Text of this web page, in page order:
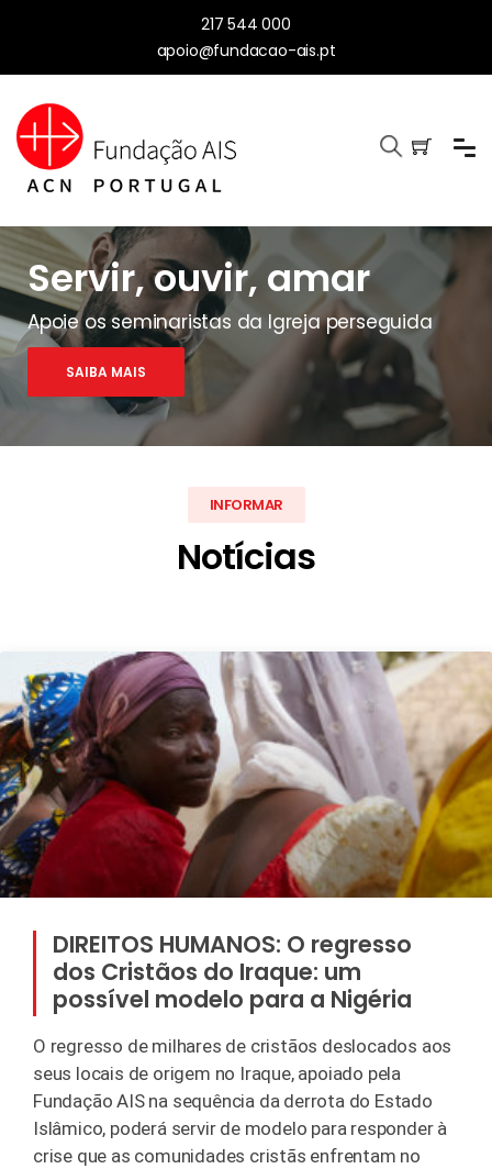
217 544 000
apoio@fundacao-ais.pt
Servir, ouvir, amar
Apoie os seminaristas da Igreja perseguida
SAIBA MAIS
INFORMAR
Notícias
DIREITOS HUMANOS: O regresso
dos Cristãos do Iraque: um
possível modelo para a Nigéria
O regresso de milhares de cristãos deslocados aos
seus locais de origem no Iraque, apoiado pela
Fundação AIS na sequência da derrota do Estado
Islâmico, poderá servir de modelo para responder à
crise que as comunidades cristãs enfrentam no